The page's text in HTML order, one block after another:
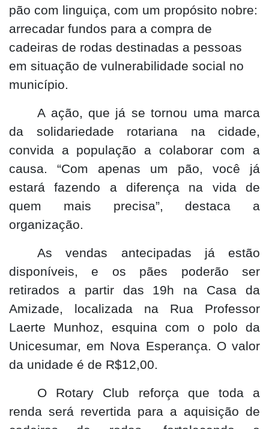
pão com linguiça, com um propósito nobre:
arrecadar fundos para a compra de
cadeiras de rodas destinadas a pessoas
em situação de vulnerabilidade social no
município.
A ação, que já se tornou uma marca
da solidariedade rotariana na cidade,
convida a população a colaborar com a
causa. “Com apenas um pão, você já
estará fazendo a diferença na vida de
quem mais precisa”, destaca a
organização.
As vendas antecipadas já estão
disponíveis, e os pães poderão ser
retirados a partir das 19h na Casa da
Amizade, localizada na Rua Professor
Laerte Munhoz, esquina com o polo da
Unicesumar, em Nova Esperança. O valor
da unidade é de R$12,00.
O Rotary Club reforça que toda a
renda será revertida para a aquisição de